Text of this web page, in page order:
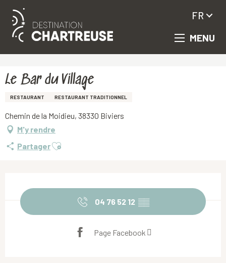
Aller
principal
MENU
FR
Le Bar du Village
RESTAURANT RESTAURANT TRADITIONNEL
Chemin de la Moidieu, 38330 Biviers
M'y rendre
PartagerAjouter aux favoris
04 76 52 12 ▒▒
Page Facebook